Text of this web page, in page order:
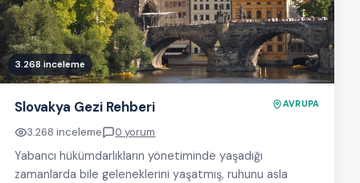
3.268 inceleme
Slovakya Gezi Rehberi AVRUPA
3.268 inceleme 0 yorum
Yabancı hükümdarlıkların yönetiminde yaşadığı
zamanlarda bile geleneklerini yaşatmış, ruhunu asla